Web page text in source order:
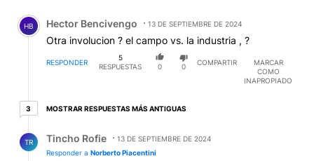
Comentario de Hector Bencivengo.
HB Hector Bencivengo 13 DE SEPTIEMBRE DE 2024
Otra involucion ? el campo vs. la industria , ?
RESPONDER
5
RESPUESTAS
0 0
COMPARTIR
MARCAR
COMO
INAPROPIADO
33 respuestas más antiguas
MOSTRAR RESPUESTAS MÁS ANTIGUAS
TR Tincho Rofie
13 DE SEPTIEMBRE DE 2024
Responder a Norberto Piacentini